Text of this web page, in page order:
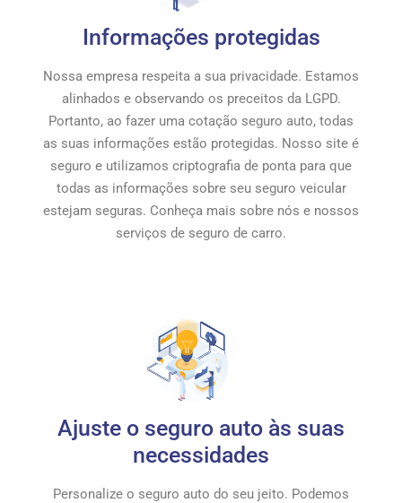
Informações protegidas
Nossa empresa respeita a sua privacidade. Estamos
alinhados e observando os preceitos da LGPD.
Portanto, ao fazer uma cotação seguro auto, todas
as suas informações estão protegidas. Nosso site é
seguro e utilizamos criptografia de ponta para que
todas as informações sobre seu seguro veicular
estejam seguras. Conheça mais sobre nós e nossos
serviços de seguro de carro.
Ajuste o seguro auto às suas
necessidades
Personalize o seguro auto do seu jeito. Podemos